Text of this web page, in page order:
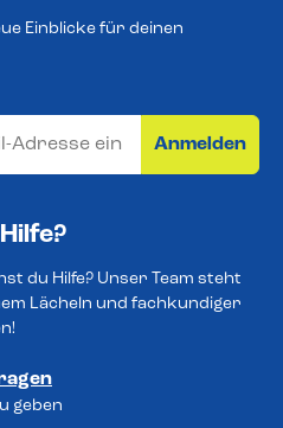
Einblicke für deinen
Anmelden
du Hilfe? Unser Team steht
Lächeln und fachkundiger
geben